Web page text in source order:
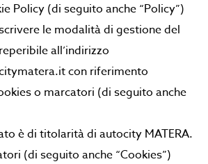
Policy (di seguito anche “Policy”)
le modalità di gestione del
all’indirizzo
con riferimento
o marcatori (di seguito anche
è di titolarità di autocity MATERA.
(di seguito anche “Cookies”)